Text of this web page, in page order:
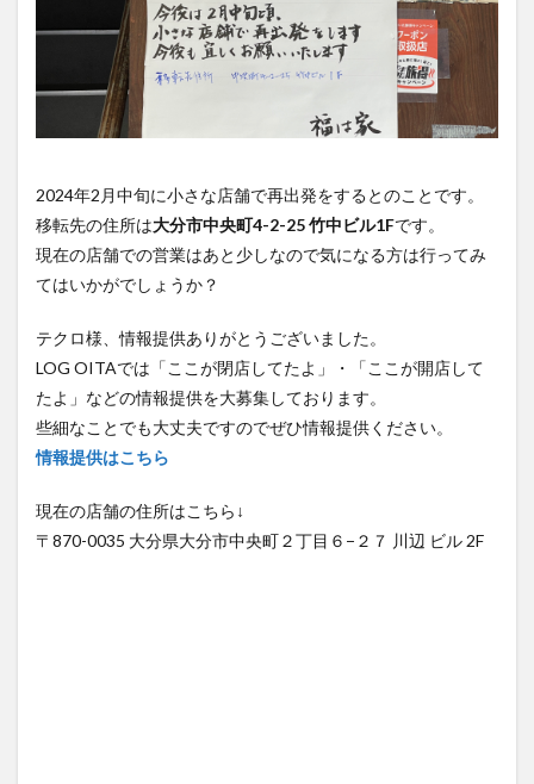
移転先の住所は大分市中央町4-2-25 竹中ビル1Fです。
現在の店舗での営業はあと少しなので気になる方は行ってみ
てはいかがでしょうか？
テクロ様、情報提供ありがとうございました。
LOG OITAでは「ここが閉店してたよ」・「ここが開店して
たよ」などの情報提供を大募集しております。
些細なことでも大丈夫ですのでぜひ情報提供ください。
情報提供はこちら
〒870-0035 大分県大分市中央町２丁目６−２７ 川辺 ビル 2F
検索